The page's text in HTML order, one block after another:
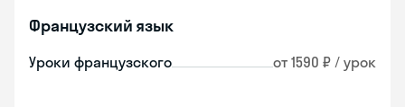
Французский язык
Уроки французского от 1590 ₽ / урок